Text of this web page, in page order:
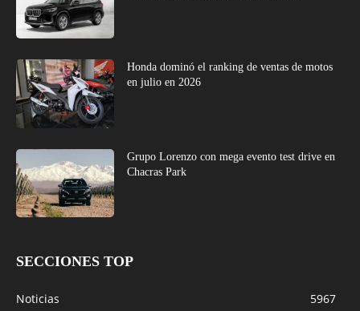
Honda dominó el ranking de ventas de motos
en julio en 2026
Grupo Lorenzo con mega evento test drive en
Chacras Park
SECCIONES TOP
Noticias
5967